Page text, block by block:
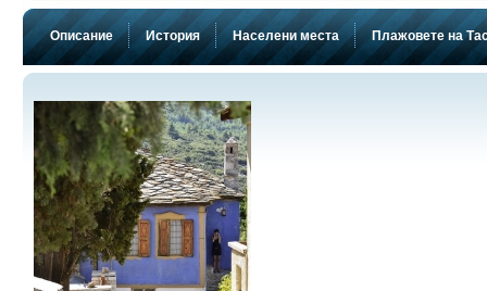
Описание История Населени места Плажовете на